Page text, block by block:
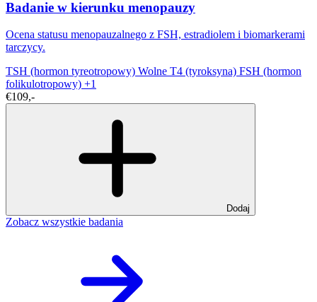
Badanie w kierunku menopauzy
Ocena statusu menopauzalnego z FSH, estradiolem i biomarkerami
tarczycy.
TSH (hormon tyreotropowy) Wolne T4 (tyroksyna) FSH (hormon
folikulotropowy) +1
€109,-
Dodaj
Zobacz wszystkie badania